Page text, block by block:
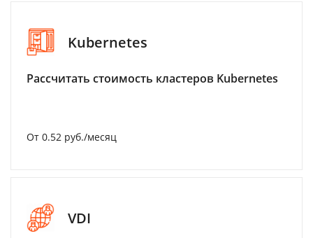
Kubernetes
Рассчитать стоимость кластеров Kubernetes
От 0.52 руб./месяц
VDI